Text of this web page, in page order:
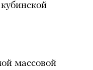
массовой